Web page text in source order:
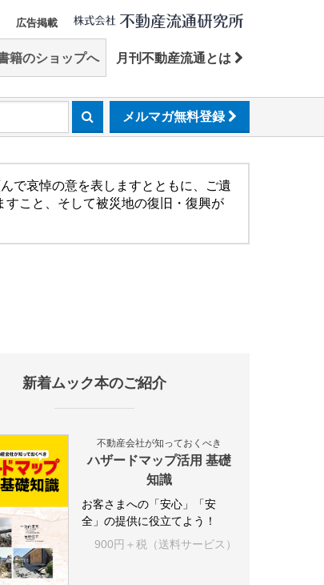
広告掲載
籍のショップへ 月刊不動産流通とは
メルマガ無料登録
で哀悼の意を表しますとともに、ご遺
こと、そして被災地の復旧・復興が
新着ムック本のご紹介
不動産会社が知っておくべき
ハザードマップ活用 基礎
知識
お客さまへの「安心」「安
全」の提供に役立てよう！
900円＋税（送料サービス）